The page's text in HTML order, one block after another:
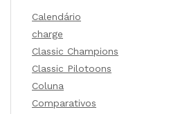
Calendário
charge
Classic Champions
Classic Pilotoons
Coluna
Comparativos